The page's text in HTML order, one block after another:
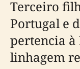
Terceiro
Portugal e
pertencia à
linhagem